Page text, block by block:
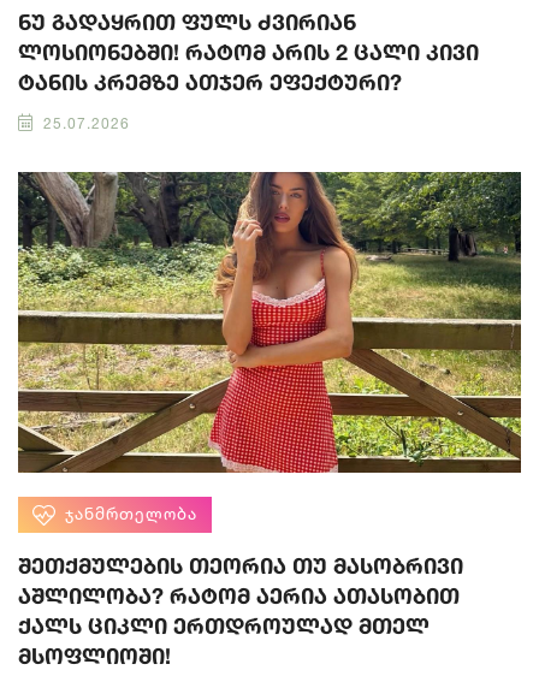
ნუ გადაყრით ფულს ძვირიან
ლოსიონებში! რატომ არის 2 ცალი კივი
ტანის კრემზე ათჯერ ეფექტური?
25.07.2026
ᲯᲐᲜᲛᲠᲗᲔᲚᲝᲑᲐ
შეთქმულების თეორია თუ მასობრივი
აშლილობა? რატომ აერია ათასობით
ქალს ციკლი ერთდროულად მთელ
მსოფლიოში!